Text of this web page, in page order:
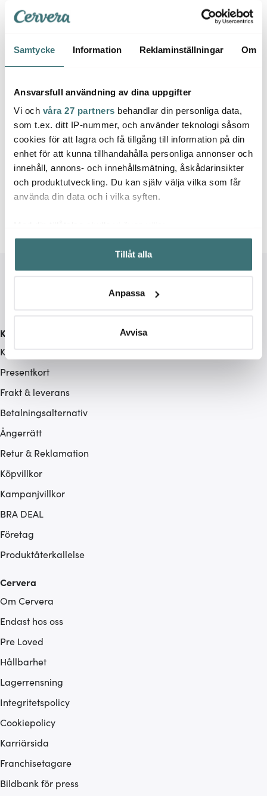
Samtycke Information Reklaminställningar Om
Ansvarsfull användning av dina uppgifter
Vi och våra 27 partners behandlar din personliga data,
som t.ex. ditt IP-nummer, och använder teknologi såsom
cookies för att lagra och få tillgång till information på din
enhet för att kunna tillhandahålla personliga annonser och
innehåll, annons- och innehållsmätning, åskådarinsikter
och produktutveckling. Du kan själv välja vilka som får
använda din data och i vilka syften.
Samla in information om din geografiska plats som
kan ha en noggrannhet på upp till flera meter
Identifiera din enhet genom att aktivt skanna den för
Ta reda på mer om hur dina personliga uppgifter
Du kan ändra eller dra tillbaka ditt samtycke när som
Vi använder cookies för att innehållet och annonserna
ska anpassas efter det som vi tror att du tycker om. Det
hemsidan ännu bättre. Du bestämmer själv vilka cookies
som du vill dela med dig av.
Tillåt alla
Anpassa
Avvisa
119 kr
I lager
59 kr
I lager
Låt dig inspireras av våra kunder
Kundservice
Kontakta oss / FAQ
Presentkort
Frakt & leverans
Betalningsalternativ
Ångerrätt
Retur & Reklamation
Köpvillkor
Kampanjvillkor
BRA DEAL
Företag
Produktåterkallelse
Cervera
Om Cervera
Endast hos oss
Pre Loved
Hållbarhet
Lagerrensning
Integritetspolicy
Cookiepolicy
Karriärsida
Franchisetagare
Bildbank för press